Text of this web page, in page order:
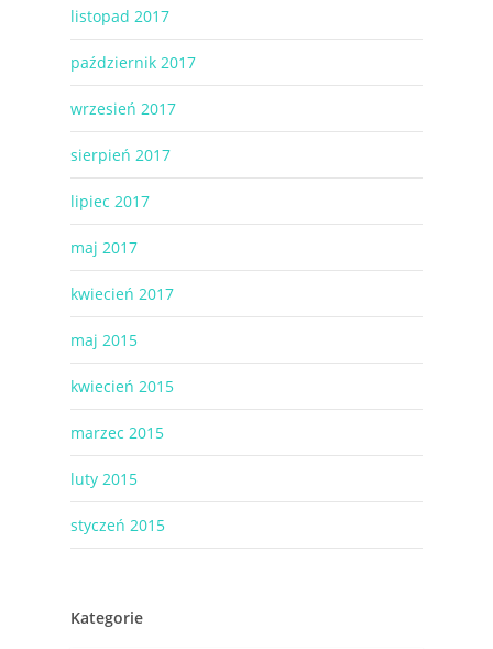
listopad 2017
październik 2017
wrzesień 2017
sierpień 2017
lipiec 2017
maj 2017
kwiecień 2017
maj 2015
kwiecień 2015
marzec 2015
luty 2015
styczeń 2015
Kategorie